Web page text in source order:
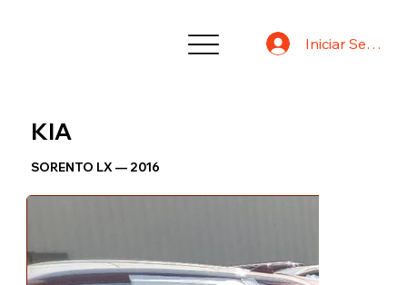
Iniciar Sesión
KIA
SORENTO LX — 2016